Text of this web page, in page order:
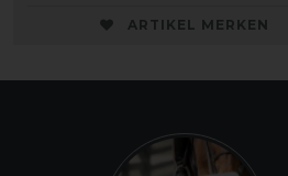
ARTIKEL MERKEN